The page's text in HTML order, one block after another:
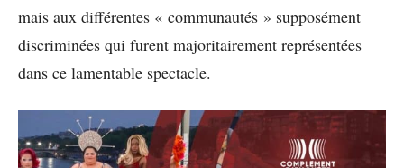
mais aux différentes « communautés » supposément
discriminées qui furent majoritairement représentées
dans ce lamentable spectacle.